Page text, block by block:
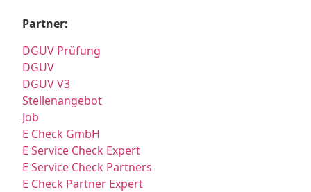
Partner:
DGUV Prüfung
DGUV
DGUV V3
Stellenangebot
Job
E Check GmbH
E Service Check Expert
E Service Check Partners
E Check Partner Expert